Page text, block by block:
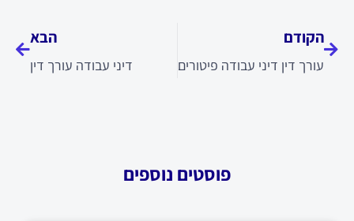
הקודם
עורך דין דיני עבודה פיטורים
הבא
דיני עבודה עורך דין
פוסטים נוספים